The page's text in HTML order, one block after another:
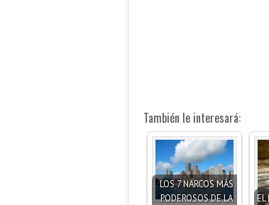
También le interesará:
LOS 7 NARCOS MÁS
PODEROSOS DE LA
EL